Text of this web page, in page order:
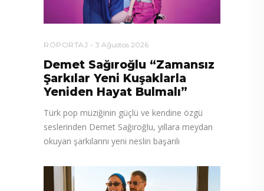
RÖPORTAJ 3 Ağustos 2026
Demet Sağıroğlu “Zamansız
Şarkılar Yeni Kuşaklarla
Yeniden Hayat Bulmalı”
Türk pop müziğinin güçlü ve kendine özgü
seslerinden Demet Sağıroğlu, yıllara meydan
okuyan şarkılarını yeni neslin başarılı